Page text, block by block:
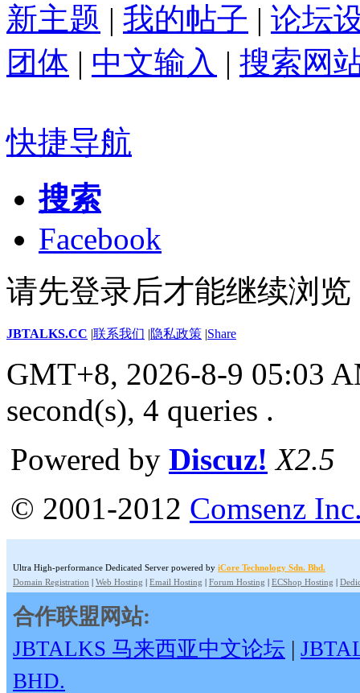
新主题 | 我的帖子 | 论坛
团体 | 中文输入 | 搜索网
快捷导航
搜索
Facebook
请先登录后才能继续浏览
JBTALKS.CC |联系我们 |隐私政策 |Share
GMT+8, 2026-8-9 05:03
second(s), 4 queries .
Powered by Discuz! X2.5
© 2001-2012 Comsenz
Ultra High-performance Dedicated Server powered by iCore Technology Sdn. Bhd.
Domain Registration | Web Hosting | Email Hosting | Forum Hosting | ECShop Hosting |
合作联盟网站:
JBTALKS 马来西亚中文论坛 |
BHD.